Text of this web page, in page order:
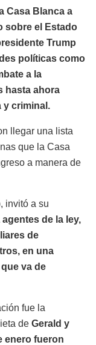
Casa Blanca a
sobre el Estado
Trump
políticas como
a la
hasta ahora
y criminal.
llegar una lista
que la Casa
a manera de
invitó a su
agentes de la ley,
de
en una
va de
fue la
de Gerald y
enero fueron